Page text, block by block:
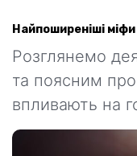
Найпоширеніші міфи
Розглянемо
та поясним
впливають на